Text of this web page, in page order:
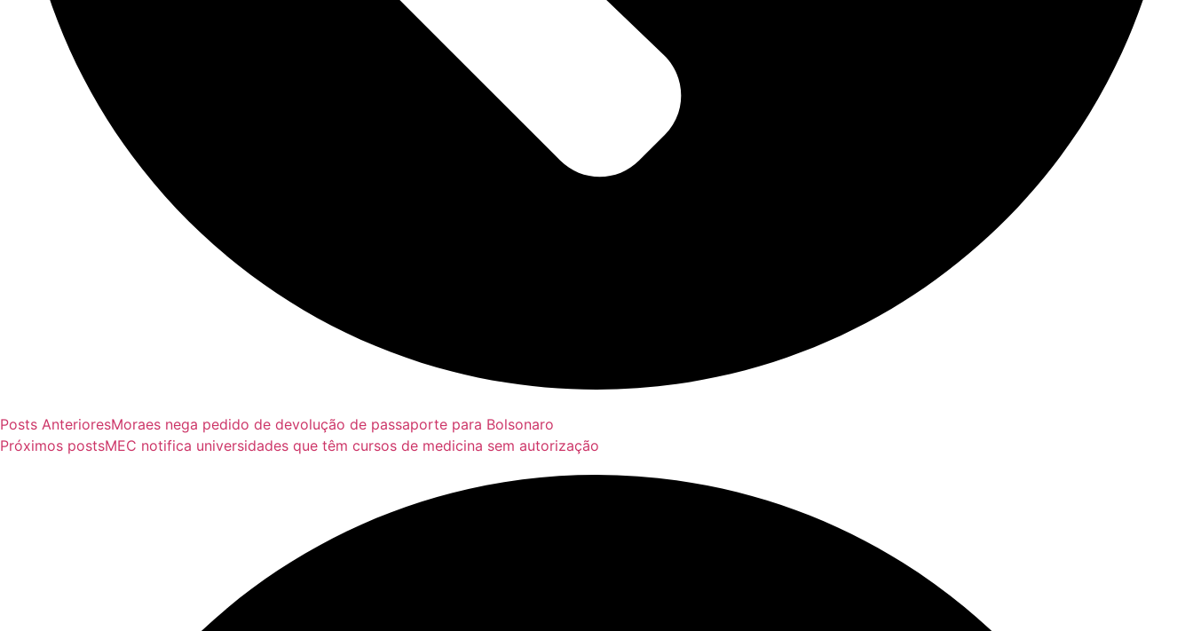
Posts AnterioresMoraes nega pedido de devolução de passaporte para Bolsonaro
Próximos postsMEC notifica universidades que têm cursos de medicina sem autorização